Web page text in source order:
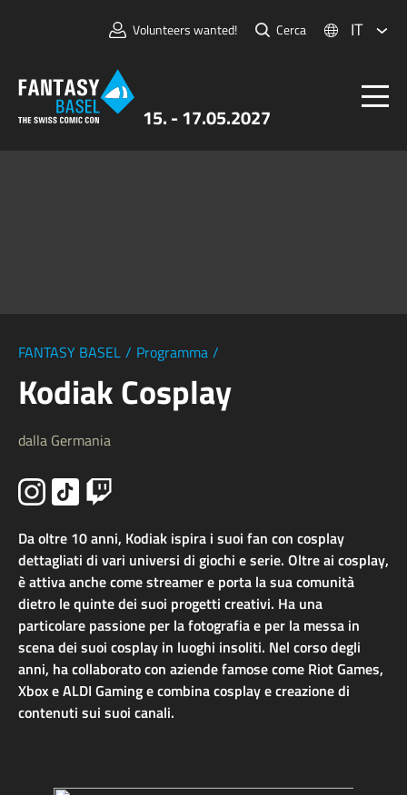
15. - 17.05.2027
Volunteers wanted! Cerca IT
FANTASY BASEL / Programma /
Kodiak Cosplay
dalla Germania
Da oltre 10 anni, Kodiak ispira i suoi fan con cosplay
dettagliati di vari universi di giochi e serie. Oltre ai cosplay,
è attiva anche come streamer e porta la sua comunità
dietro le quinte dei suoi progetti creativi. Ha una
particolare passione per la fotografia e per la messa in
scena dei suoi cosplay in luoghi insoliti. Nel corso degli
anni, ha collaborato con aziende famose come Riot Games,
Xbox e ALDI Gaming e combina cosplay e creazione di
contenuti sui suoi canali.